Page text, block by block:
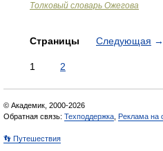
Толковый словарь Ожегова
Страницы Следующая →
1 2
© Академик, 2000-2026
Обратная связь: Техподдержка Реклама на
👣 Путешествия